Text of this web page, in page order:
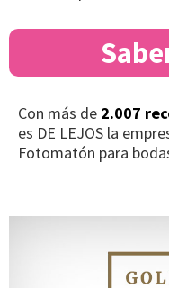
Con más de 2.007
es DE LEJOS la
Fotomatón para